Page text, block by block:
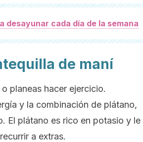
desayunar cada día de la semana
de maní
planeas hacer ejercicio.
y la combinación de plátano,
El plátano es rico en potasio y le
a extras.